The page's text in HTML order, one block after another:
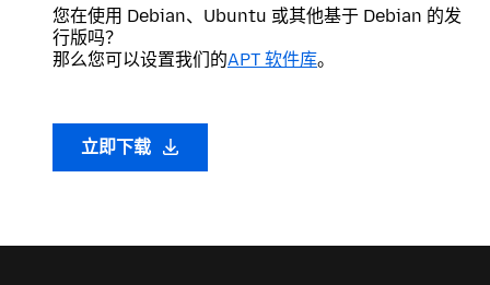
您在使用 Debian、Ubuntu 或其他基于 Debian 的发
行版吗？
那么您可以设置我们的APT 软件库。
立即下载